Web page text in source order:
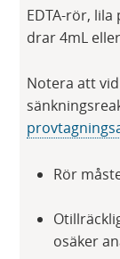
EDTA-rör,
drar 4mL
Notera att
Rör
osäker